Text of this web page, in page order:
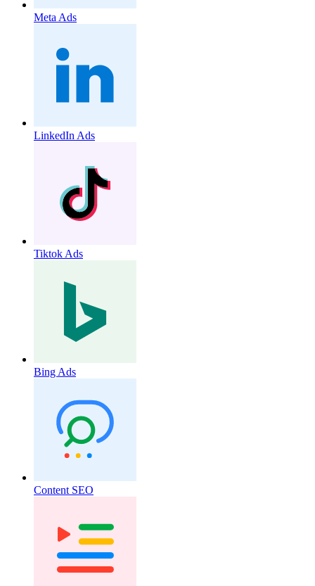
Meta Ads
LinkedIn Ads
Tiktok Ads
Bing Ads
Content SEO